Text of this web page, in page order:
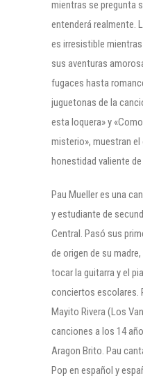
mientras se pregunta
entenderá realmente.
es irresistible
sus aventuras
fugaces hasta
juguetonas de la
esta loquera» y
misterio», muestran
honestidad valiente de
Pau Mueller es una
y estudiante de
Central. Pasó sus
de origen de su
tocar la guitarra y el
conciertos escolares.
Mayito Rivera (Los
canciones a los 14
Aragon Brito. Pau
Pop en español y